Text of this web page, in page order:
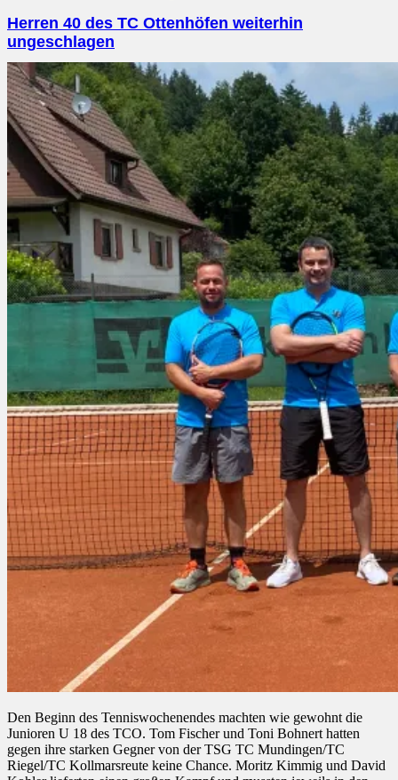
Herren 40 des TC Ottenhöfen weiterhin
ungeschlagen
Den Beginn des Tenniswochenendes machten wie gewohnt die
Junioren U 18 des TCO. Tom Fischer und Toni Bohnert hatten
gegen ihre starken Gegner von der TSG TC Mundingen/TC
Riegel/TC Kollmarsreute keine Chance. Moritz Kimmig und David